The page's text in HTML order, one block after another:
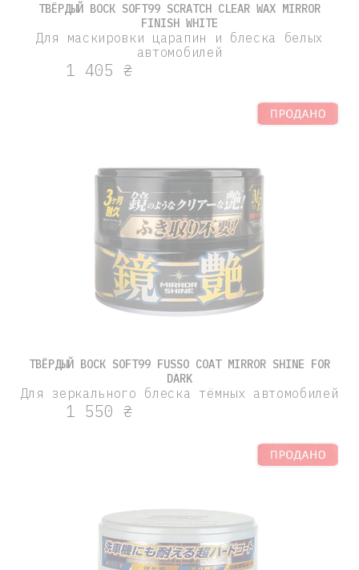
ТВЁРДЫЙ ВОСК SOFT99 SCRATCH CLEAR WAX MIRROR
FINISH WHITE
Для маскировки царапин и блеска белых
автомобилей
1 405 ₴
ТВЁРДЫЙ ВОСК SOFT99 FUSSO COAT MIRROR SHINE FOR
DARK
Для зеркального блеска тёмных автомобилей
1 550 ₴